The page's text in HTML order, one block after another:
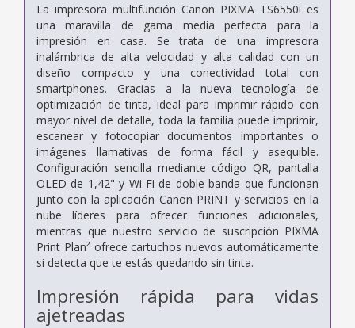
La impresora multifunción Canon PIXMA TS6550i es
una maravilla de gama media perfecta para la
impresión en casa. Se trata de una impresora
inalámbrica de alta velocidad y alta calidad con un
diseño compacto y una conectividad total con
smartphones. Gracias a la nueva tecnología de
optimización de tinta, ideal para imprimir rápido con
mayor nivel de detalle, toda la familia puede imprimir,
escanear y fotocopiar documentos importantes o
imágenes llamativas de forma fácil y asequible.
Configuración sencilla mediante código QR, pantalla
OLED de 1,42" y Wi-Fi de doble banda que funcionan
junto con la aplicación Canon PRINT y servicios en la
nube líderes para ofrecer funciones adicionales,
mientras que nuestro servicio de suscripción PIXMA
Print Plan² ofrece cartuchos nuevos automáticamente
si detecta que te estás quedando sin tinta.
Impresión rápida para vidas
ajetreadas